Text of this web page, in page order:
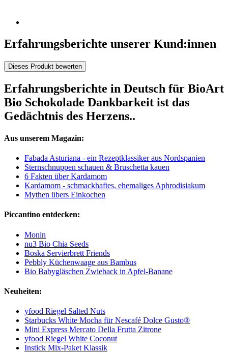
Erfahrungsberichte unserer Kund:innen
Dieses Produkt bewerten
Erfahrungsberichte in Deutsch für BioArt
Bio Schokolade Dankbarkeit ist das
Gedächtnis des Herzens..
Aus unserem Magazin:
Fabada Asturiana - ein Rezeptklassiker aus Nordspanien
Sternschnuppen schauen & Bruschetta kauen
6 Fakten über Kardamom
Kardamom - schmackhaftes, ehemaliges Aphrodisiakum
Mythen übers Einkochen
Piccantino entdecken:
Monin
nu3 Bio Chia Seeds
Boska Servierbrett Friends
Pebbly Küchenwaage aus Bambus
Bio Babygläschen Zwieback in Apfel-Banane
Neuheiten:
yfood Riegel Salted Nuts
Starbucks White Mocha für Nescafé Dolce Gusto®
Mini Express Mercato Della Frutta Zitrone
yfood Riegel White Coconut
Instick Mix-Paket Klassik